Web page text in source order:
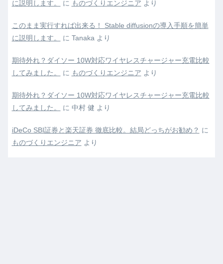
に説明します。
に ものづくりエンジニア より
このまま実行すれば出来る！ Stable diffusionの導入手順を簡単
に説明します。
に Tanaka より
期待外れ？ダイソー 10W対応ワイヤレスチャージャー充電比較
してみました。
に ものづくりエンジニア より
期待外れ？ダイソー 10W対応ワイヤレスチャージャー充電比較
してみました。
に 中村 健 より
iDeCo SBI証券と楽天証券 徹底比較。結局どっちがお勧め？ に
ものづくりエンジニア より